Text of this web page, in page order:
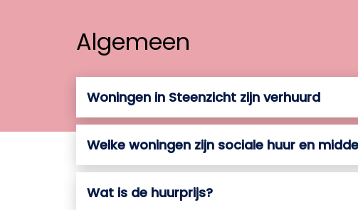
Algemeen
Woningen in Steenzicht zijn verhuurd
Welke woningen zijn sociale huur en
Wat is de huurprijs?